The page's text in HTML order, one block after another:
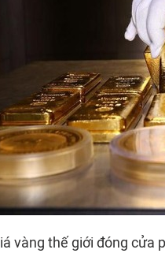
vàng thế giới đóng cửa